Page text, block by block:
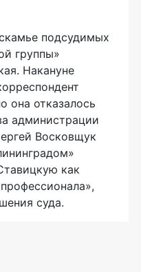
подсудимых
группы»
Накануне
она отказалось
администрации
Восковщук
как
суда.